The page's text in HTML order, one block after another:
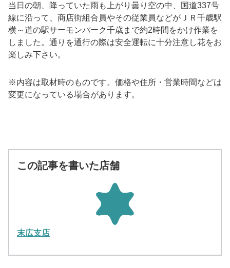
当日の朝、降っていた雨も上がり曇り空の中、国道337号
線に沿って、商店街組合員やその従業員などがＪＲ千歳駅
横～道の駅サーモンパーク千歳まで約2時間をかけ作業を
しました。通りを通行の際は安全運転に十分注意し花をお
楽しみ下さい。
※内容は取材時のものです。価格や住所・営業時間などは
変更になっている場合があります。
この記事を書いた店舗
末広支店